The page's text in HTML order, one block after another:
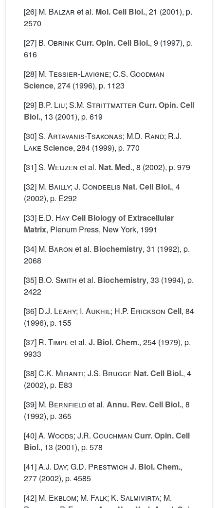
[26] M. Balzar et al. Mol. Cell Biol., 21 (2001), p.
2570
[27] B. ObrinkCurr. Opin. Cell Biol., 9 (1997), p.
616
[28] M. Tessier-Lavigne; C.S. Goodman
Science, 274 (1996), p. 1123
[29] B.P. Liu; S.M. Strittmatter Curr. Opin. Cell
Biol., 13 (2001), p. 619
[30]S. Artavanis-Tsakonas; M.D. Rand; R.J.
Lake Science, 284 (1999), p. 770
[31]S. Weijzen et al. Nat. Med., 8 (2002), p. 979
[32] M. Bailly; J. Condeelis Nat. Cell Biol., 4
(2002), p. E292
[33] E.D. HayCell Biology of Extracellular
Matrix, Plenum Press, New York, 1991
[34] M. Baron et al. Biochemistry, 31 (1992), p.
2068
[35] B.O. Smith et al. Biochemistry, 33 (1994), p.
2422
[36] D.J. Leahy; I. Aukhil; H.P. Erickson Cell, 84
(1996), p. 155
[37] R. Timplet al. J. Biol. Chem., 254 (1979), p.
9933
[38]C.K. Miranti; J.S. Brugge Nat. Cell Biol., 4
(2002), p. E83
[39] M. Bernfieldet al. Annu. Rev. Cell Biol., 8
(1992), p. 365
[40]A. Woods; J.R. Couchman Curr. Opin. Cell
Biol., 13 (2001), p. 578
[41]A.J. Day; G.D. Prestwich J. Biol. Chem.,
277 (2002), p. 4585
[42] M. Ekblom; M. Falk; K. Salmivirta; M.